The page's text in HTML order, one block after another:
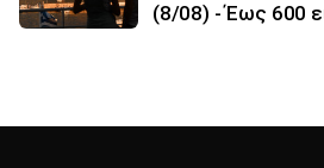
(8/08) - Έως 600